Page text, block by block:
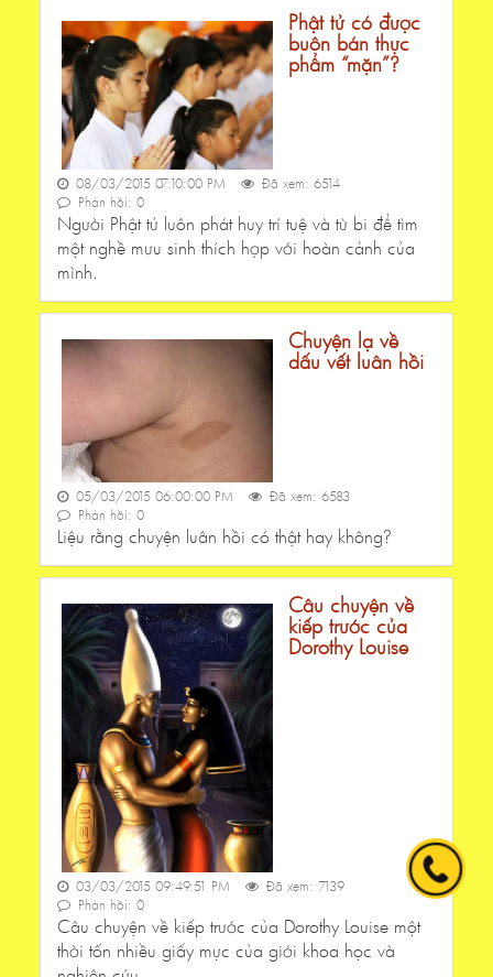
Phật tử có được
buôn bán thực
phẩm “mặn”?
08/03/2015 07:10:00 PM
Đã xem: 6514
Phản hồi: 0
Người Phật tử luôn phát huy trí tuệ và từ bi để tìm
một nghề mưu sinh thích hợp với hoàn cảnh của
mình.
Chuyện lạ về
dấu vết luân hồi
05/03/2015 06:00:00 PM
Đã xem: 6583
Phản hồi: 0
Liệu rằng chuyện luân hồi có thật hay không?
Câu chuyện về
kiếp trước của
Dorothy Louise
03/03/2015 09:49:51 PM
Đã xem: 7139
Phản hồi: 0
Câu chuyện về kiếp trước của Dorothy Louise một
thời tốn nhiều giấy mực của giới khoa học và